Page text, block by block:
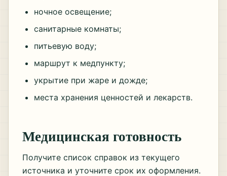
ночное освещение;
санитарные комнаты;
питьевую воду;
маршрут к медпункту;
укрытие при жаре и дожде;
места хранения ценностей и лекарств.
Медицинская готовность
Получите список справок из текущего
источника и уточните срок их оформления.